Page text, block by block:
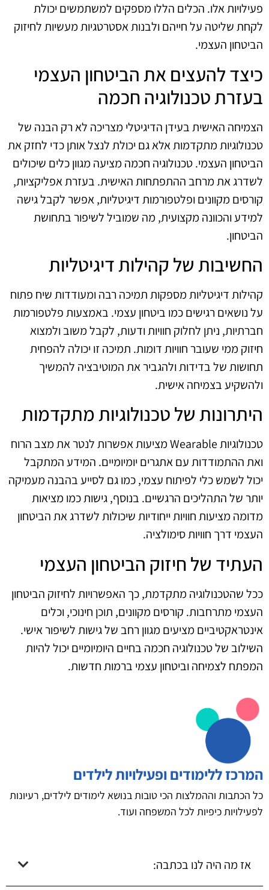
פעילויות אלו. הכלים הללו מספקים למשתמשים יכולת
לקחת שליטה על חייהם ולבנות אסטרטגיות מעשיות לחיזוק
הביטחון העצמי.
כיצד להעצים את הביטחון העצמי
בעזרת טכנולוגיה חכמה
הצמיחה האישית בעידן הדיגיטלי מצריכה לא רק הבנה של
טכנולוגיות מתקדמות אלא גם יכולת לנצל אותן כדי לחזק את
הביטחון העצמי. טכנולוגיה חכמה מציעה מגוון כלים שיכולים
לשדרג את מרחב ההתפתחות האישית. בעזרת אפליקציות,
קורסים מקוונים ופלטפורמות דיגיטליות, אפשר לקבל גישה
למידע והכוונה מקצועית, מה שמוביל לשיפור בתחושת
הביטחון.
החשיבות של קהילות דיגיטליות
קהילות דיגיטליות מספקות תמיכה רבה ומעודדות שיח פתוח
על נושאים רגישים כמו ביטחון עצמי. באמצעות פלטפורמות
חברתיות, ניתן לחלוק חוויות ודעות, לקבל משוב ולמצוא
חיזוק ממי שעובר חוויות דומות. תמיכה זו יכולה להפחית
תחושות של בדידות ולהגביר את המוטיבציה להמשיך
ולהשקיע בצמיחה אישית.
היתרונות של טכנולוגיות מתקדמות
טכנולוגיות Wearable מציעות אפשרות לנטר את מצב הרוח
ואת ההתמודדות עם אתגרים יומיומיים. המידע המתקבל
יכול לשמש כלי לפיתוח עצמי, כמו גם לסייע בהבנה מעמיקה
יותר של התהליכים הרגשיים. בנוסף, גישות כמו מציאות
מדומה מציעות חוויות ייחודיות שיכולות לשדרג את הביטחון
העצמי דרך חוויות סימולציה.
העתיד של חיזוק הביטחון העצמי
ככל שהטכנולוגיה מתקדמת, כך האפשרויות לחיזוק הביטחון
העצמי מתרחבות. קורסים מקוונים, תוכן חינוכי, וכלים
אינטראקטיביים מציעים מגוון רחב של גישות לשיפור אישי.
השילוב של טכנולוגיה חכמה בחיים היומיומיים יכול להיות
המפתח לצמיחה וביטחון עצמי ברמות חדשות.
המרכז ללימודים ופעילויות לילדים
כל הכתבות וההמלצות הכי טובות בנושא לימודים לילדים, רעיונות
לפעילויות כיפיות לכל המשפחה ועוד.
אז מה היה לנו בכתבה: